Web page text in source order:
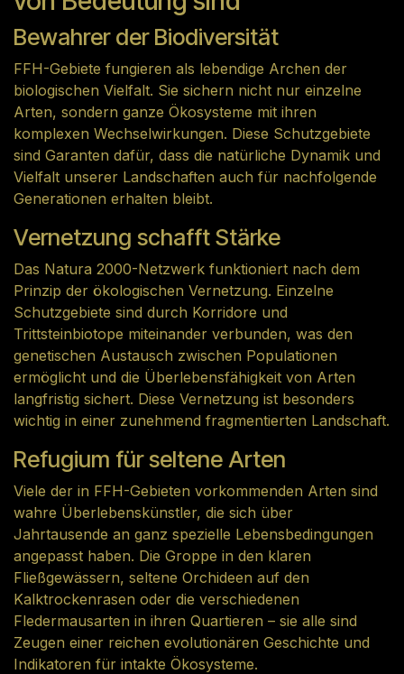
Bewahrer der Biodiversität
FFH-Gebiete fungieren als lebendige Archen der
biologischen Vielfalt. Sie sichern nicht nur einzelne
Arten, sondern ganze Ökosysteme mit ihren
komplexen Wechselwirkungen. Diese Schutzgebiete
sind Garanten dafür, dass die natürliche Dynamik und
Vielfalt unserer Landschaften auch für nachfolgende
Generationen erhalten bleibt.
Vernetzung schafft Stärke
Das Natura 2000-Netzwerk funktioniert nach dem
Prinzip der ökologischen Vernetzung. Einzelne
Schutzgebiete sind durch Korridore und
Trittsteinbiotope miteinander verbunden, was den
genetischen Austausch zwischen Populationen
ermöglicht und die Überlebensfähigkeit von Arten
langfristig sichert. Diese Vernetzung ist besonders
wichtig in einer zunehmend fragmentierten Landschaft.
Refugium für seltene Arten
Viele der in FFH-Gebieten vorkommenden Arten sind
wahre Überlebenskünstler, die sich über
Jahrtausende an ganz spezielle Lebensbedingungen
angepasst haben. Die Groppe in den klaren
Fließgewässern, seltene Orchideen auf den
Kalktrockenrasen oder die verschiedenen
Fledermausarten in ihren Quartieren – sie alle sind
Zeugen einer reichen evolutionären Geschichte und
Indikatoren für intakte Ökosysteme.